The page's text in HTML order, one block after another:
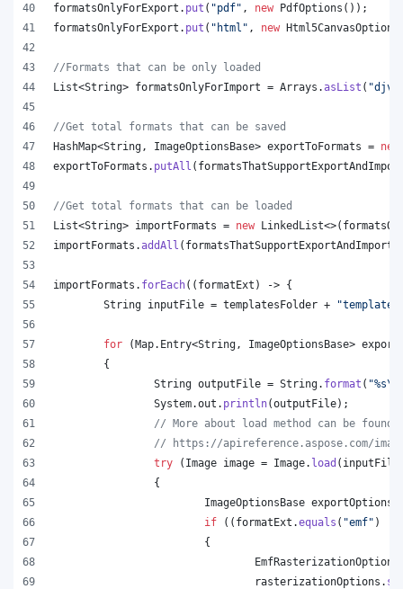
formatsOnlyForExport . put ( "pdf" , new PdfOptions ());
formatsOnlyForExport . put ( "html" , new Html5CanvasOptions
//Formats that can be only loaded
List<String> formatsOnlyForImport = Arrays .asList (
//Get total formats that can be saved
HashMap<String , ImageOptionsBase> exportToFormats = new
exportToFormats . putAll (
//Get total formats that can be loaded
List<String> importFormats = new LinkedList<>(
importFormats .addAll ( formatsThatSupportExportAndImport
importFormats . forEach(( formatExt ) -> {
String inputFile = templatesFolder +
for (Map. Entry<String , ImageOptionsBase>
	{
String outputFile = String. format ( "%s\\
System.out . println(outputFile);
// More about load method can be found
// https://apireference.aspose.com/
try ( Image image = Image. load ( inputFile
		{
ImageOptionsBase exportOptions
if (( formatExt .equals ( "emf" )
			{
EmfRasterizationOptions
rasterizationOptions .